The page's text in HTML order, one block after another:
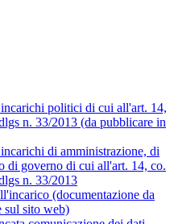
politici di cui all'art. 14,
n. 33/2013 (da pubblicare in
di amministrazione, di
di governo di cui all'art. 14, co.
n. 33/2013
(documentazione da
sul sito web)